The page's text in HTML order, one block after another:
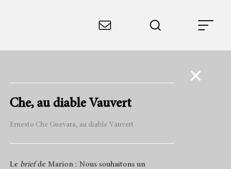
Che, au diable Vauvert
Ernesto Che Guevara, au diable Vauvert
Le briefde Marion : Nous souhaitons un